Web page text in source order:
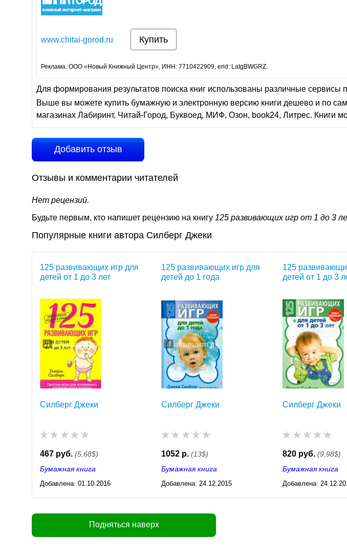
www.chitai-gorod.ru Купить
Реклама. ООО «Новый Книжный Центр», ИНН: 7710422909, erid: LatgBWGRZ.
Для формирования результатов поиска книг использованы различные сервисы
Выше вы можете купить бумажную и электронную версию книги дешево и по
магазинах Лабиринт, Читай-Город, Буквоед, МИФ, Озон, book24, Литрес. Книги
Добавить отзыв
Отзывы и комментарии читателей
Нет рецензий.
Будьте первым, кто напишет рецензию на книгу 125 развивающих игр от 1 до 3
Популярные книги автора Силберг Джеки
125 развивающих игр для
детей от 1 до 3 лет
Силберг Джеки
467 руб. (5,68$)
Бумажная книга
Добавлена: 01.10.2016
04:02
125 развивающих игр для
детей до 1 года
Силберг Джеки
1052 р. (13$)
Бумажная книга
Добавлена: 24.12.2015
17:35
125
детей от 1 до 3
Силберг Джеки
820 руб. (9,98$)
Бумажная книга
Добавлена:
17:35
Подняться наверх